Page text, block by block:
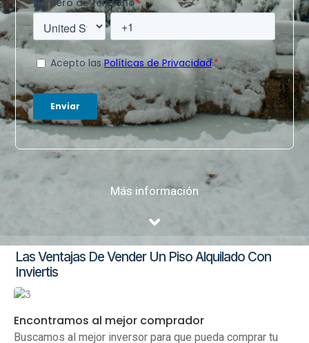
Más información
Las Ventajas De Vender Un Piso Alquilado Con
Inviertis
Encontramos al mejor comprador
Buscamos al mejor inversor para que pueda comprar tu